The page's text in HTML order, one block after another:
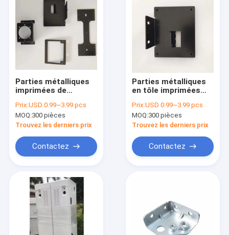
Parties métalliques
imprimées de
à la corrosion pour
usinage industriel
Prix:USD 0.99~3.99 pcs
MOQ:300 pièces
Trouvez les derniers prix
Contactez
Parties métalliques
en tôle imprimées
industrielle de
précision pour la
production de masse
Prix:USD 0.99~3.99 pcs
MOQ:300 pièces
Trouvez les derniers prix
Contactez